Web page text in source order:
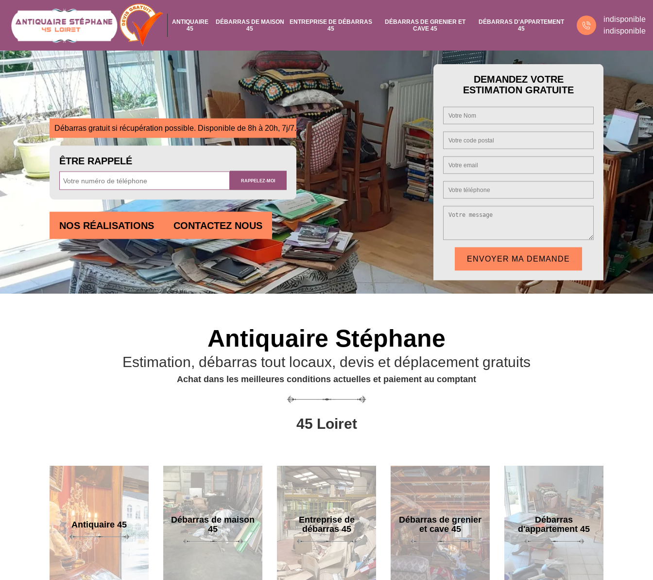
ANTIQUAIRE
45
DÉBARRAS DE MAISON
45
ENTREPRISE DE DÉBARRAS
45
DÉBARRAS DE GRENIER ET
CAVE 45
DÉBARRAS D'APPARTEMENT
45
indisponible
indisponible
Débarras gratuit si récupération possible. Disponible de 8h à 20h, 7j/7.
ÊTRE RAPPELÉ
NOS RÉALISATIONS CONTACTEZ NOUS
DEMANDEZ VOTRE
ESTIMATION GRATUITE
Antiquaire Stéphane
Estimation, débarras tout locaux, devis et déplacement gratuits
Achat dans les meilleures conditions actuelles et paiement au comptant
45 Loiret
Antiquaire 45
Débarras de maison
45
Entreprise de
débarras 45
Débarras de grenier
et cave 45
Débarras
d'appartement 45